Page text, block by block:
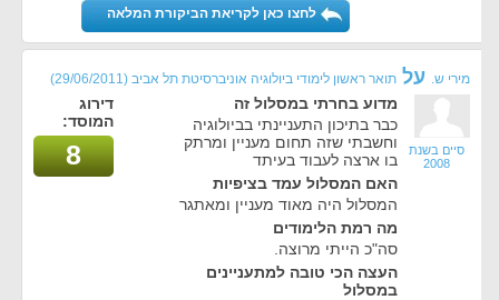
לחצו כאן לקריאת הביקורת המלאה
מירי ש. על תואר ראשון לימודי ביולוגיה אוניברסיטת תל אביב (29/06/2011)
סיים בשנת
2008
מדוע בחרתי במסלול זה
כבר בתיכון התעניינתי בביולוגיה
וחשבתי שזה תחום מעניין ומרתק
בו ארצה לעבוד בעיתד
האם המסלול עמד בציפיות
המסלול היה מאוד מעניין ומאתגר
מה רמת הלימודים
סה"כ הייתי מרוצה.
העצה הכי טובה למתעניינים
במסלול
דירוג
המוסד:
8